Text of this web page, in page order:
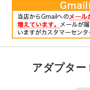
アダプター